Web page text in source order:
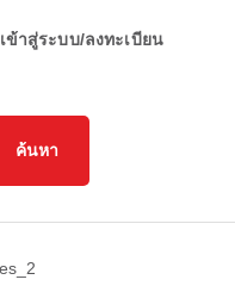
เข้าสู่ระบบ/ลงทะเบียน
ค้นหา